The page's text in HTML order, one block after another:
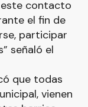
contacto
el fin de
participar
señaló el
que todas
vienen